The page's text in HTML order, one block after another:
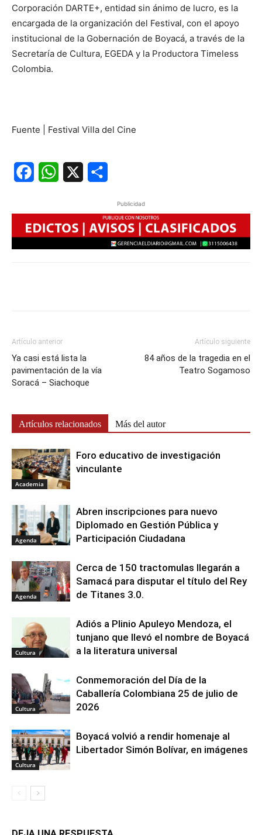
Corporación DARTE+, entidad sin ánimo de lucro, es la
encargada de la organización del Festival, con el apoyo
institucional de la Gobernación de Boyacá, a través de la
Secretaría de Cultura, EGEDA y la Productora Timeless
Colombia.
Fuente | Festival Villa del Cine
FacebookWhatsApp
Publicidad
Artículo anterior
Ya casi está lista la
pavimentación de la vía
Soracá – Siachoque
Artículo siguiente
84 años de la tragedia en el
Teatro Sogamoso
Artículos relacionados Más del autor
Academia
Foro educativo de investigación
vinculante
Agenda
Abren inscripciones para nuevo
Diplomado en Gestión Pública y
Participación Ciudadana
Agenda
Cerca de 150 tractomulas llegarán a
Samacá para disputar el título del Rey
de Titanes 3.0.
Cultura
Adiós a Plinio Apuleyo Mendoza, el
tunjano que llevó el nombre de Boyacá
a la literatura universal
Cultura
Conmemoración del Día de la
Caballería Colombiana 25 de julio de
2026
Cultura
Boyacá volvió a rendir homenaje al
Libertador Simón Bolívar, en imágenes